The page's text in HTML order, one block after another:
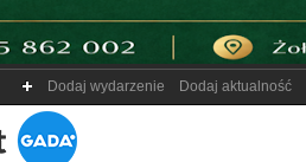
Dodaj wydarzenie Dodaj aktualność